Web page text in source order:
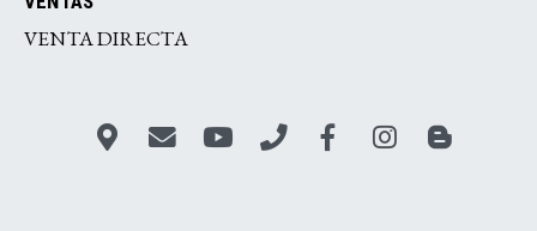
VENTA DIRECTA